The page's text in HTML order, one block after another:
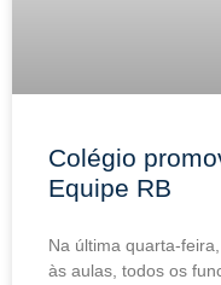
Colégio
Equipe RB
Na última quarta-
às aulas, todos os